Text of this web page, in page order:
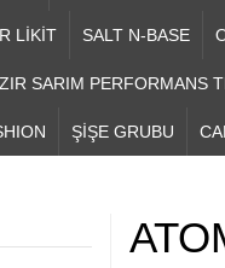
LİKİT SALT N-BASE
SARIM PERFORMANS
ŞİŞE GRUBU